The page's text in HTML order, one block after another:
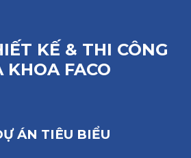
KẾ & THI CÔNG
KHOA FACO
ÁN TIÊU BIỂU